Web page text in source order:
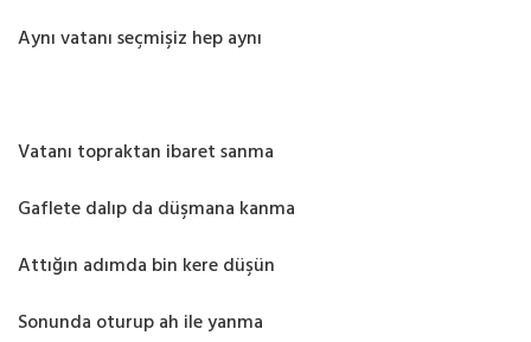
Aynı vatanı seçmişiz hep aynı
Vatanı topraktan ibaret sanma
Gaflete dalıp da düşmana kanma
Attığın adımda bin kere düşün
Sonunda oturup ah ile yanma